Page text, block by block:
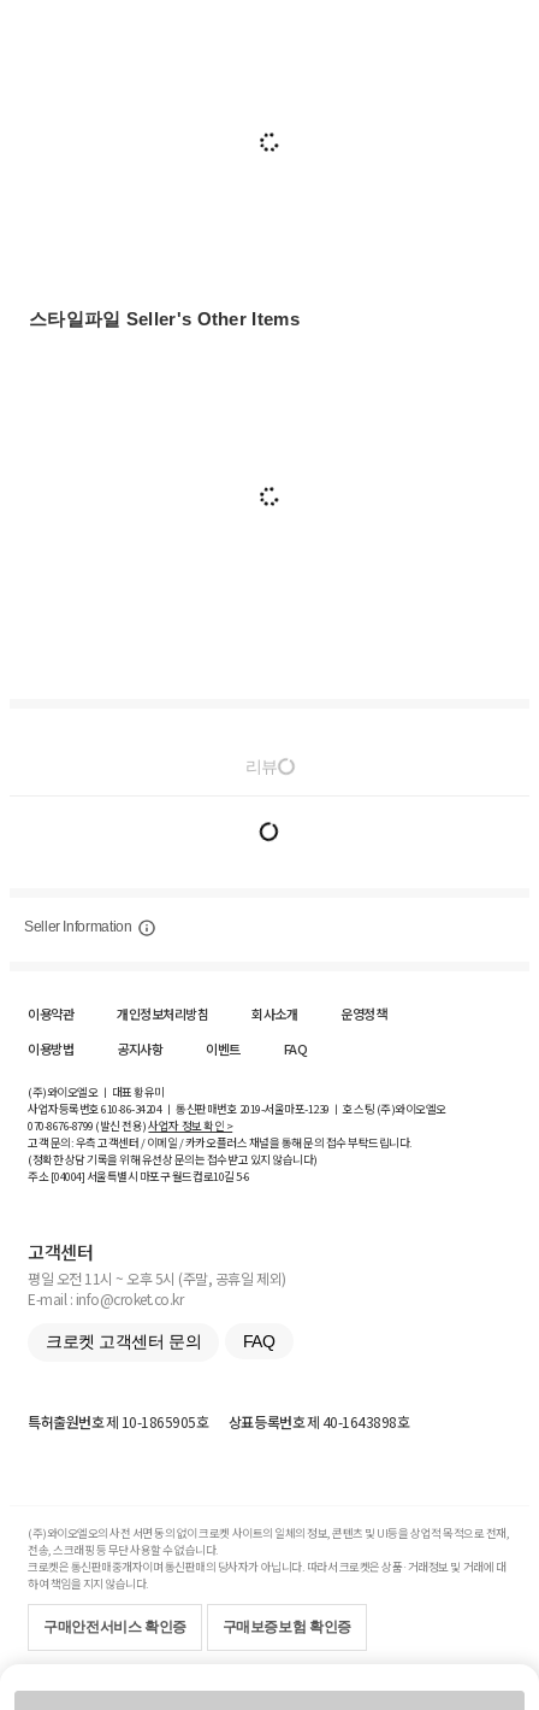
스타일파일 Seller's Other Items
리뷰
Seller Information
이용약관 개인정보처리방침 회사소개
운영정책
이용방법
공지사항 이벤트 FAQ
(주)와이오엘오 ㅣ 대표 황유미
사업자등록번호610-86-34204ㅣ 통신판매번호 2019-서울마포-1239 ㅣ 호스팅 (주)와이오엘오
070-8676-8799 (발신 전용)사업자 정보 확인 >
고객 문의: 우측 고객센터 / 이메일 / 카카오플러스 채널을 통해 문의 접수 부탁드립니다.
(정확한 상담 기록을 위해 유선상 문의는 접수받고 있지 않습니다)
주소 [04004] 서울특별시 마포구 월드컵로10길5-6
고객센터
평일 오전 11시 ~ 오후 5시 (주말, 공휴일 제외)
E-mail : info@croket.co.kr
크로켓 고객센터 문의 FAQ
특허출원번호제 10-1865905호 상표등록번호제 40-1643898호
(주)와이오엘오의 사전 서면 동의 없이 크로켓 사이트의 일체의 정보, 콘텐츠 및 UI등을 상업적 목적으로 전재,
전송, 스크래핑 등 무단 사용할 수 없습니다.
크로켓은 통신판매중개자이며 통신판매의 당사자가 아닙니다. 따라서 크로켓은 상품·거래정보 및 거래에 대
하여 책임을 지지 않습니다.
구매안전서비스 확인증 구매보증보험 확인증